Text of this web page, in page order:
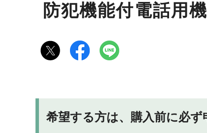
防犯機能付電話用
希望する方は、購入前に必